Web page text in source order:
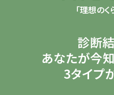
「理想のく
診断
あなたが今
3タイプ